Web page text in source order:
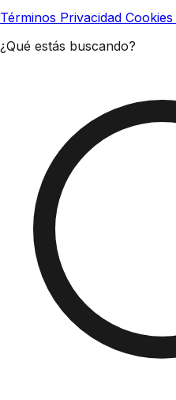
Términos Privacidad Cookies
¿Qué estás buscando?